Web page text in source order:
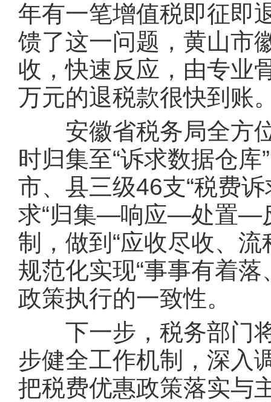
年有一笔增值税即征即
馈了这一问题，黄山市
收，快速反应，由专业
万元的退税款很快到账
安徽省税务局全方位
时归集至“诉求数据仓库
市、县三级46支“税费
求“归集—响应—处置—
制，做到“应收尽收、
规范化实现“事事有着
政策执行的一致性。
下一步，税务部门将
步健全工作机制，深入
把税费优惠政策落实与